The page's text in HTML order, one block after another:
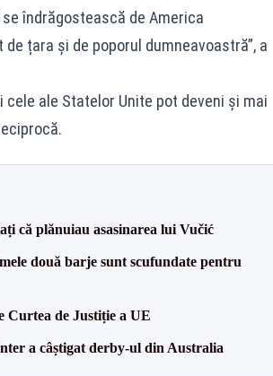
îndrăgostească de America
țara și de poporul dumneavoastră”, a
ale Statelor Unite pot deveni și mai
că plănuiau asasinarea lui Vučić
două barje sunt scufundate pentru
Curtea de Justiție a UE
a câștigat derby-ul din Australia